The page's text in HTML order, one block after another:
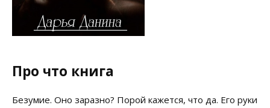
Про что книга
Безумие. Оно заразно? Порой кажется, что да. Его руки